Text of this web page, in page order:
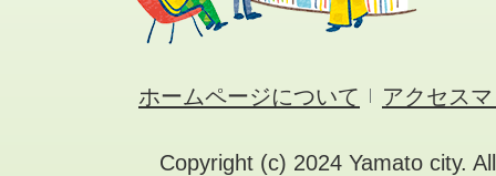
ホームページについて アクセス
Copyright (c) 2024 Yamato city.